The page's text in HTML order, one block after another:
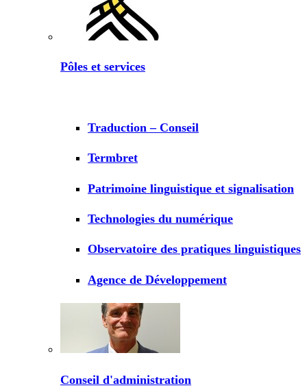
Pôles et services
Traduction – Conseil
Termbret
Patrimoine linguistique et signalisation
Technologies du numérique
Observatoire des pratiques linguistiques
Agence de Développement
Conseil d'administration